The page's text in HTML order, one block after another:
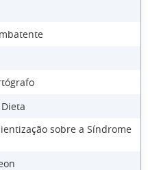
sobre a Síndrome